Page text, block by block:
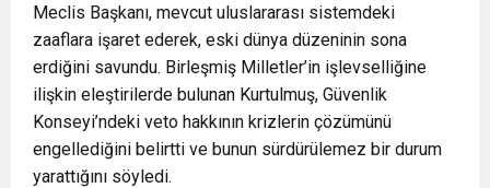
Meclis Başkanı, mevcut uluslararası sistemdeki
zaaflara işaret ederek, eski dünya düzeninin sona
erdiğini savundu. Birleşmiş Milletler’in işlevselliğine
ilişkin eleştirilerde bulunan Kurtulmuş, Güvenlik
Konseyi’ndeki veto hakkının krizlerin çözümünü
engellediğini belirtti ve bunun sürdürülemez bir durum
yarattığını söyledi.